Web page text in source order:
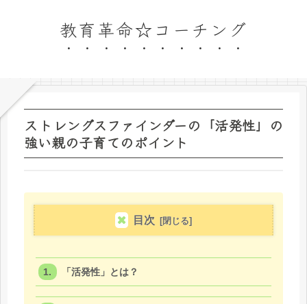
教育革命☆コーチング
ストレングスファインダーの「活発性」の
強い親の子育てのポイント
目次
「活発性」とは？